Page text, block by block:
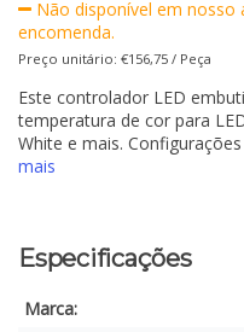
Não disponível em nosso
encomenda.
Preço unitário: €156,75 / Peça
Este controlador LED
temperatura de cor para
White e mais.
mais
Especificações
Marca: